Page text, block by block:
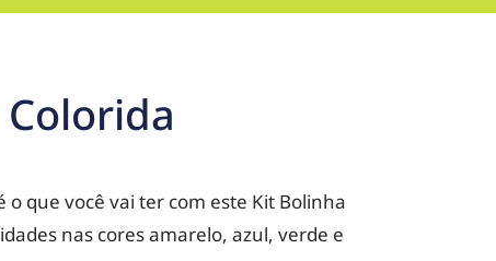
o que você vai ter com este Kit Bolinha
nas cores amarelo, azul, verde e